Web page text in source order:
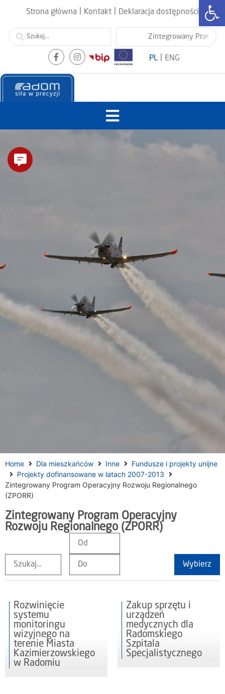
Strona główna Kontakt Deklaracja dostępności
PL ENG
Home Dla mieszkańców Inne
Fundusze i projekty unijne
Projekty dofinansowane w latach 2007-2013
Zintegrowany Program Operacyjny Rozwoju Regionalnego
(ZPORR)
Zintegrowany Program Operacyjny
Rozwoju Regionalnego (ZPORR)
Wybierz
Rozwinięcie
systemu
monitoringu
wizyjnego na
terenie Miasta
Kazimierzowskiego
w Radomiu
Zakup sprzętu i
urządzeń
medycznych dla
Radomskiego
Szpitala
Specjalistycznego